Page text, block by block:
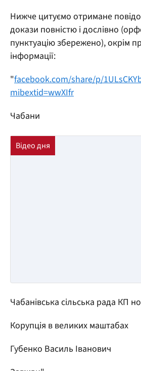
Нижче цитуємо отримане
докази повністю і дослівно
пунктуацію збережено), окрім
інформації:
"facebook.com/share/p/
mibextid=wwXIfr
Чабани
Чабанівська сільська рада КП
Корупція в великих маштабах
Губенко Василь Іванович